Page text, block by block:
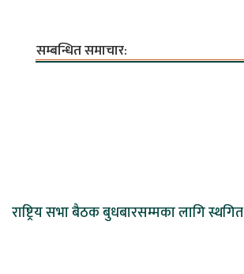
सम्बन्धित समाचार:
राष्ट्रिय सभा बैठक बुधबारसम्मका लागि स्थगित